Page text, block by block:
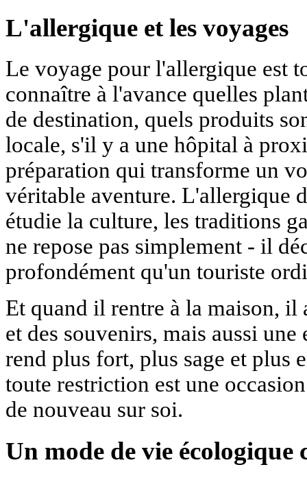
L'allergique et les voyages
Le voyage pour l'allergique est
connaître à l'avance quelles
de destination, quels produits
locale, s'il y a une hôpital à
préparation qui transforme un
véritable aventure. L'allergique
étudie la culture, les traditions
ne repose pas simplement - il
profondément qu'un touriste
Et quand il rentre à la maison, il
et des souvenirs, mais aussi
rend plus fort, plus sage et plus
toute restriction est une
de nouveau sur soi.
Un mode de vie